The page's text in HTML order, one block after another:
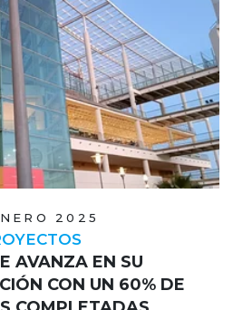
2025
AVANZA EN SU
CON UN 60% DE